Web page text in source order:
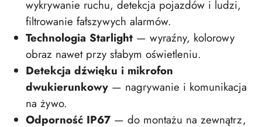
wykrywanie ruchu, detekcja pojazdów i ludzi,
filtrowanie fałszywych alarmów.
Technologia Starlight — wyraźny, kolorowy
obraz nawet przy słabym oświetleniu.
Detekcja dźwięku i mikrofon
dwukierunkowy — nagrywanie i komunikacja
na żywo.
Odporność IP67 — do montażu na zewnątrz,